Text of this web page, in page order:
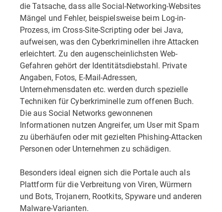
die Tatsache, dass alle Social-Networking-Websites
Mängel und Fehler, beispielsweise beim Log-in-
Prozess, im Cross-Site-Scripting oder bei Java,
aufweisen, was den Cyberkriminellen ihre Attacken
erleichtert. Zu den augenscheinlichsten Web-
Gefahren gehört der Identitätsdiebstahl. Private
Angaben, Fotos, E-Mail-Adressen,
Unternehmensdaten etc. werden durch spezielle
Techniken für Cyberkriminelle zum offenen Buch.
Die aus Social Networks gewonnenen
Informationen nutzen Angreifer, um User mit Spam
zu überhäufen oder mit gezielten Phishing-Attacken
Personen oder Unternehmen zu schädigen.
Besonders ideal eignen sich die Portale auch als
Plattform für die Verbreitung von Viren, Würmern
und Bots, Trojanern, Rootkits, Spyware und anderen
Malware-Varianten.